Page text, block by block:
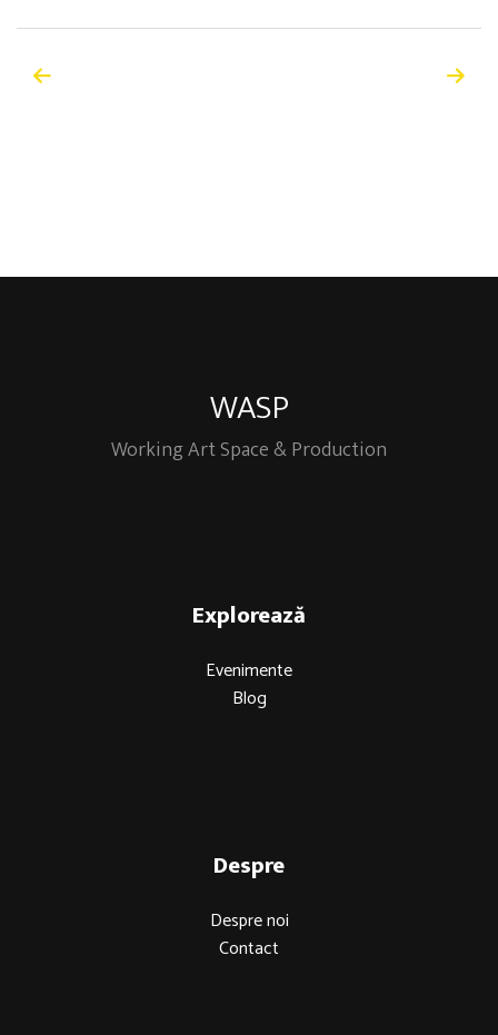
WASP
Working Art Space & Production
Explorează
Evenimente
Blog
Despre
Despre noi
Contact